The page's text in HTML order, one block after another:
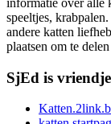
speeltjes,
andere katten
plaatsen om te
SjEd is